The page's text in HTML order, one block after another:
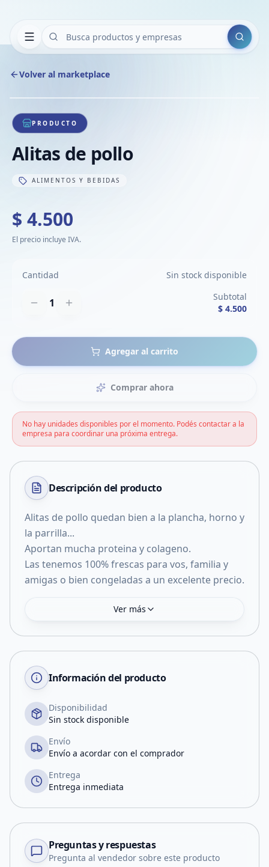
Buscar
Volver al marketplace
1/1
PRODUCTO
Alitas de pollo
ALIMENTOS Y BEBIDAS
$ 4.500
El precio incluye IVA.
Cantidad Sin stock disponible
1
Subtotal
$ 4.500
Agregar al carrito
Comprar ahora
No hay unidades disponibles por el momento. Podés contactar a la
empresa para coordinar una próxima entrega.
Descripción del producto
Alitas de pollo quedan bien a la plancha, horno y
la parrilla...
Aportan mucha proteina y colageno.
Las tenemos 100% frescas para vos, familia y
amigas o bien congeladas a un excelente precio.
Ver más
Información del producto
Disponibilidad
Sin stock disponible
Envío
Envío a acordar con el comprador
Entrega
Entrega inmediata
Preguntas y respuestas
Pregunta al vendedor sobre este producto